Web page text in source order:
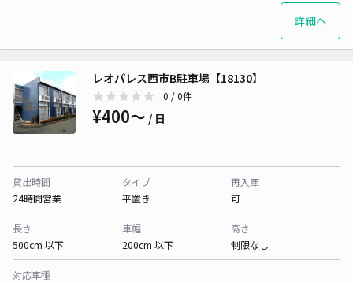
詳細へ
レオパレス西市B駐車場【18130】
0 / 0件
¥400〜 / 日
貸出時間
24時間営業
タイプ
平置き
再入庫
可
長さ
500cm 以下
車幅
200cm 以下
高さ
制限なし
対応車種